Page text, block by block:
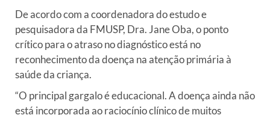
De acordo com a coordenadora do estudo e
pesquisadora da FMUSP, Dra. Jane Oba, o ponto
crítico para o atraso no diagnóstico está no
reconhecimento da doença na atenção primária à
saúde da criança.
“O principal gargalo é educacional. A doença ainda não
está incorporada ao raciocínio clínico de muitos